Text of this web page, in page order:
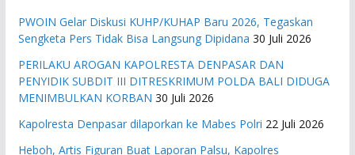
PWOIN Gelar Diskusi KUHP/KUHAP Baru 2026, Tegaskan
Sengketa Pers Tidak Bisa Langsung Dipidana 30 Juli 2026
PERILAKU AROGAN KAPOLRESTA DENPASAR DAN
PENYIDIK SUBDIT III DITRESKRIMUM POLDA BALI DIDUGA
MENIMBULKAN KORBAN 30 Juli 2026
Kapolresta Denpasar dilaporkan ke Mabes Polri 22 Juli 2026
Heboh, Artis Figuran Buat Laporan Palsu, Kapolres